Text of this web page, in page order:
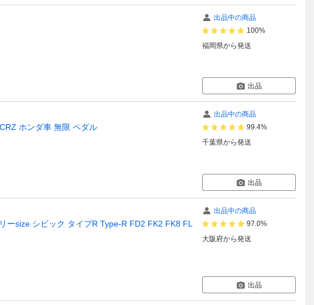
出品中の商品
100%
福岡県から発送
出品
ホンダ車 無限 ペダル
出品中の商品
99.4%
千葉県から発送
出品
size シビック タイプR Type-R FD2 FK2 FK8 FL
出品中の商品
97.0%
大阪府から発送
出品